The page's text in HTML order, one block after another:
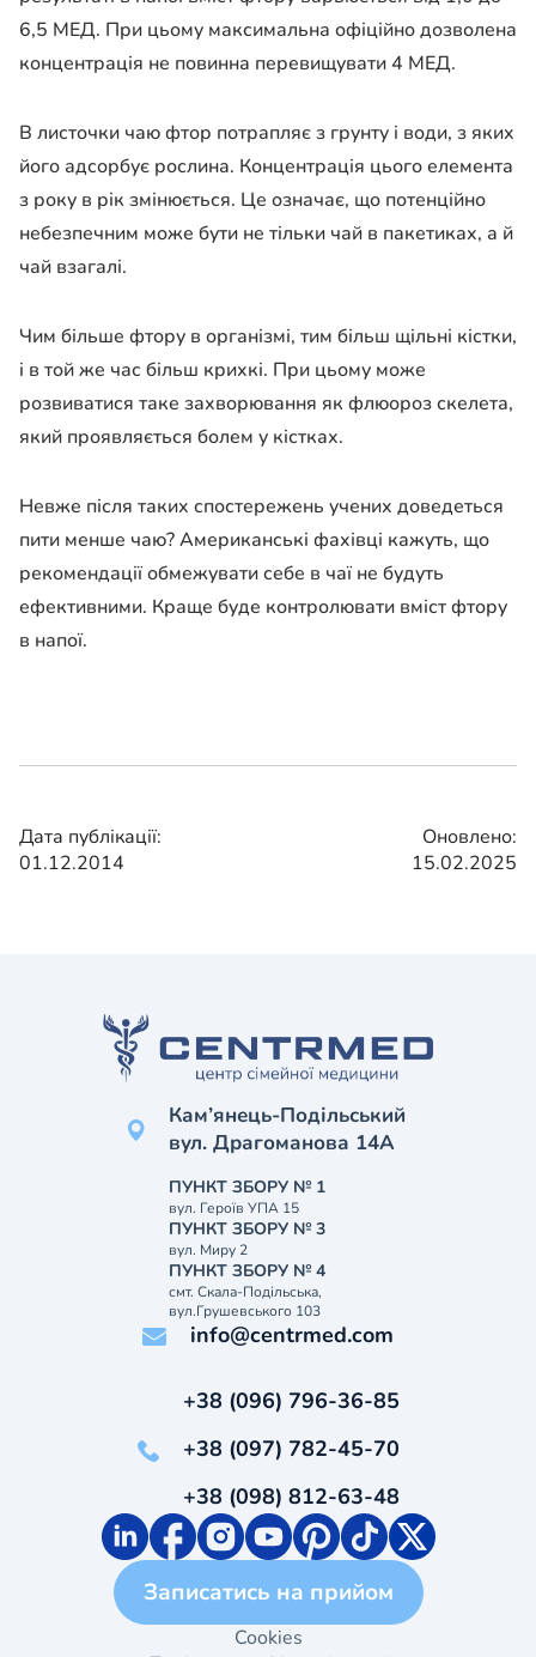
6,5 МЕД. При цьому максимальна офіційно дозволена
концентрація не повинна перевищувати 4 МЕД.
В листочки чаю фтор потрапляє з грунту і води, з яких
його адсорбує рослина. Концентрація цього елемента
з року в рік змінюється. Це означає, що потенційно
небезпечним може бути не тільки чай в пакетиках, а й
чай взагалі.
Чим більше фтору в організмі, тим більш щільні кістки,
і в той же час більш крихкі. При цьому може
розвиватися таке захворювання як флюороз скелета,
який проявляється болем у кістках.
Невже після таких спостережень учених доведеться
пити менше чаю? Американські фахівці кажуть, що
рекомендації обмежувати себе в чаї не будуть
ефективними. Краще буде контролювати вміст фтору
в напої.
Дата публікації:
01.12.2014
Оновлено:
15.02.2025
Кам’янець-Подільський
вул. Драгоманова 14А
ПУНКТ ЗБОРУ № 1
вул. Героїв УПА 15
ПУНКТ ЗБОРУ № 3
вул. Миру 2
ПУНКТ ЗБОРУ № 4
смт. Скала-Подільська,
вул.Грушевського 103
info@centrmed.com
+38 (096) 796-36-85
+38 (097) 782-45-70
+38 (098) 812-63-48
Записатись на прийом
Cookies